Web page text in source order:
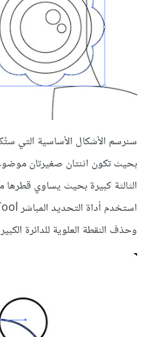
سنرسم الأشكال الأساسية التي
بحيث تكون اثنتان صغيرتان
الثالثة كبيرة بحيث يساوي
وحذف النقطة العلوية للدائرة